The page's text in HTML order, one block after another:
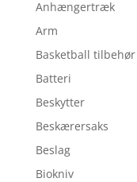
Anhængertræk
Arm
Basketball tilbehør
Batteri
Beskytter
Beskærersaks
Beslag
Biokniv